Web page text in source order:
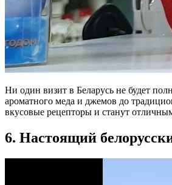
Ни один визит в Беларусь не будет
ароматного меда и джемов до
вкусовые рецепторы и станут
6. Настоящий